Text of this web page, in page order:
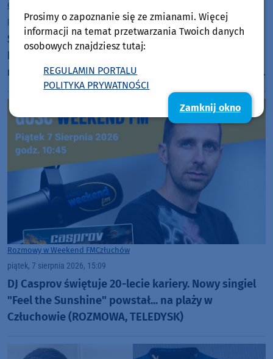
Gmina Chojnice
piątek, 7 sierpnia 2026, 21:15 50
Szanty znów królują w Charzykowach. Ruszył
Festiwal Piosenki Żeglarskiej. "Jak by było nudno,
nikt by mnie tu nie zobaczył. Jest fajna atmosfera,
fajna zabawa" (FOTO)
Rozmowy w Weekend FMCzłuchów
piątek, 7 sierpnia 2026, 15:09
DJ Casprov świętuje 20-lecie kariery. Nowy singiel
"Feel the Sunshine" powstał... na plaży w
Człuchowie (ROZMOWA, TELEDYSK)
Prosimy o zapoznanie się ze zmianami. Więcej
informacji na temat przetwarzania Twoich danych
osobowych znajdziesz tutaj:
REGULAMIN PORTALU
POLITYKA PRYWATNOŚCI
Zamknij okno